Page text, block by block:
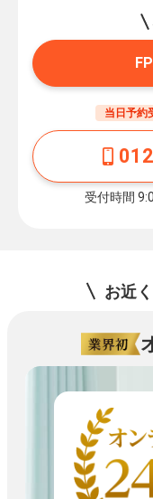
当日予約
受付時間
お近